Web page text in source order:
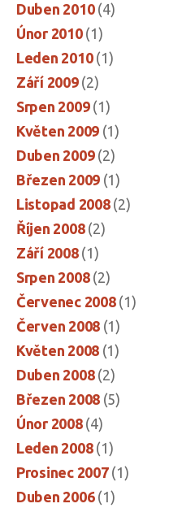
Duben 2010(4)
Únor 2010(1)
Leden 2010(1)
Září 2009(2)
Srpen 2009(1)
Květen 2009 (1)
Duben 2009(2)
Březen 2009 (1)
Listopad 2008(2)
Říjen 2008(2)
Září 2008(1)
Srpen 2008(2)
Červenec 2008(1)
Červen 2008 (1)
Květen 2008 (1)
Duben 2008(2)
Březen 2008 (5)
Únor 2008(4)
Leden 2008(1)
Prosinec 2007(1)
Duben 2006(1)